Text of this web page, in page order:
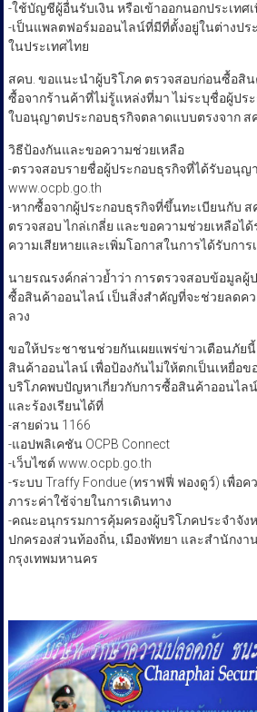
-ใช้บัญชีผู้อื่นรับเงิน หรือเข้าออกนอกประเทศ
-เป็นแพลตฟอร์มออนไลน์ที่มีที่ตั้งอยู่ในต่างปร
ในประเทศไทย
สคบ. ขอแนะนำผู้บริโภค ตรวจสอบก่อนซื้อสิน
ซื้อจากร้านค้าที่ไม่รู้แหล่งที่มา ไม่ระบุชื่อผู้ปร
ใบอนุญาตประกอบธุรกิจตลาดแบบตรงจาก สค
วิธีป้องกันและขอความช่วยเหลือ
-ตรวจสอบรายชื่อผู้ประกอบธุรกิจที่ได้รับอนุญ
www.ocpb.go.th
-หากซื้อจากผู้ประกอบธุรกิจที่ขึ้นทะเบียนกับ ส
ตรวจสอบ ไกล่เกลี่ย และขอความช่วยเหลือไ
ความเสียหายและเพิ่มโอกาสในการได้รับการ
นายรณรงค์กล่าวย้ำว่า การตรวจสอบข้อมูลผู้
ซื้อสินค้าออนไลน์ เป็นสิ่งสำคัญที่จะช่วยลดคว
ลวง
ขอให้ประชาชนช่วยกันเผยแพร่ข่าวเตือนภัย
สินค้าออนไลน์ เพื่อป้องกันไม่ให้ตกเป็นเหยื่อข
บริโภคพบปัญหาเกี่ยวกับการซื้อสินค้าออนไล
และร้องเรียนได้ที่
-สายด่วน 1166
-แอปพลิเคชัน OCPB Connect
-เว็บไซต์ www.ocpb.go.th
-ระบบ Traffy Fondue (ทราฟฟี่ ฟองดูว์) เพื่อค
ภาระค่าใช้จ่ายในการเดินทาง
-คณะอนุกรรมการคุ้มครองผู้บริโภคประจำจัง
ปกครองส่วนท้องถิ่น, เมืองพัทยา และสำนักงา
กรุงเทพมหานคร